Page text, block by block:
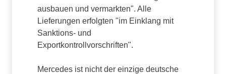
ausbauen und vermarkten". Alle
Lieferungen erfolgten "im Einklang mit
Sanktions- und
Exportkontrollvorschriften".
Mercedes ist nicht der einzige deutsche